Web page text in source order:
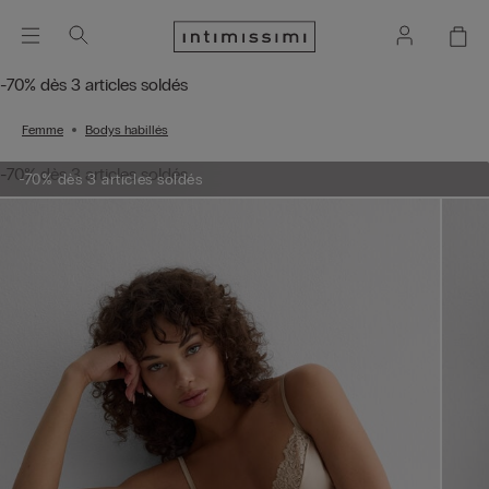
-70% dès 3 articles soldés
Femme Bodys habillés
-70% dès 3 articles soldés
-70% dès 3 articles soldés